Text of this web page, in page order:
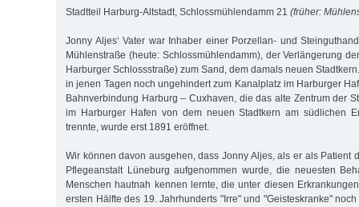
Stadtteil Harburg-Altstadt, Schlossmühlendamm 21 (früher:
Jonny Aljes‘ Vater war Inhaber einer Porzellan- und
Mühlenstraße (heute: Schlossmühlendamm), der Verlängerung
Harburger Schlossstraße) zum Sand, dem damals neuen
in jenen Tagen noch ungehindert zum Kanalplatz im Harburger
Bahnverbindung Harburg – Cuxhaven, die das alte Zentrum der
im Harburger Hafen von dem neuen Stadtkern am südlichen
trennte, wurde erst 1891 eröffnet.
Wir können davon ausgehen, dass Jonny Aljes, als er als Patient
Pflegeanstalt Lüneburg aufgenommen wurde, die neuesten
Menschen hautnah kennen lernte, die unter diesen
ersten Hälfte des 19. Jahrhunderts "Irre" und "Geisteskranke"